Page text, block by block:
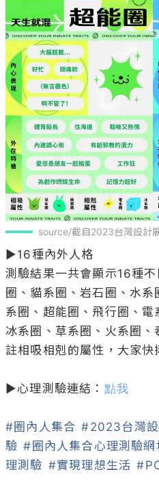
source/截自2023台灣設計
▶16種內外人格
測驗結果一共會顯示16種
圈、貓系圈、岩石圈、水
系圈、超能圈、飛行圈、電
冰系圈、草系圈、火系圈
註相吸相剋的屬性，大家快
▶心理測驗連結： 點我
#圈內人集合 #2023台灣
驗 #圈內人集合心理測驗網
理測驗 #實現理想生活